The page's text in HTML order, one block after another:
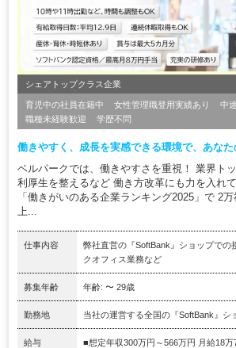
シェアトップクラス企業
育児中の社員在籍中 女性管理職登用実績あり
中
職種未経験歓迎
学歴不問
働きやすく、成長を実感できる環境で、あなた
ベルパークでは、働きやすさを重視！ 業界ト
利厚生を整えるなど 働き方改革にも力を入れ
「働きがいのある企業ランキング2025」で 2
上...
仕事内容
弊社直営の『SoftBank』ショップでの
クオフィス業務など
募集年齢 年齢: 〜 29歳
勤務地 当社の運営する全国の『SoftBank』シ
給与
■想定年収300万円～566万円 月給18万